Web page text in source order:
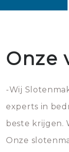
Onze
-Wij
experts in
beste krijgen.
Onze